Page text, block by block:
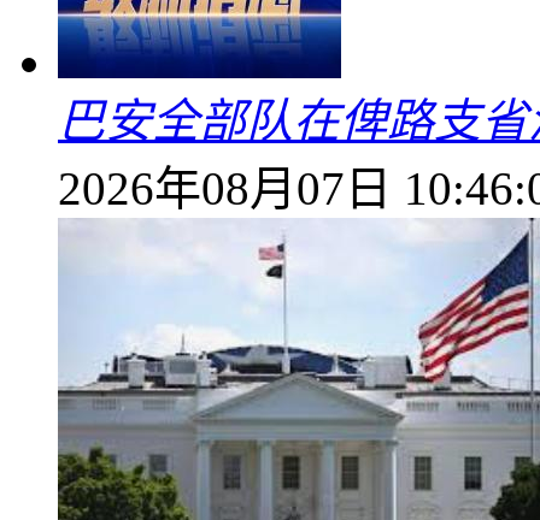
巴安全部队在俾路支
2026年08月07日